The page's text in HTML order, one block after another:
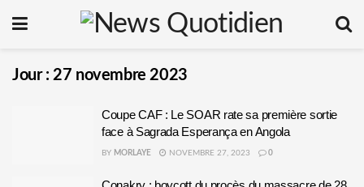
Jour :27 novembre 2023
Coupe CAF : Le SOAR rate sa première sortie
face à Sagrada Esperança en Angola
BY MORLAYE NOVEMBRE 27, 2023 0